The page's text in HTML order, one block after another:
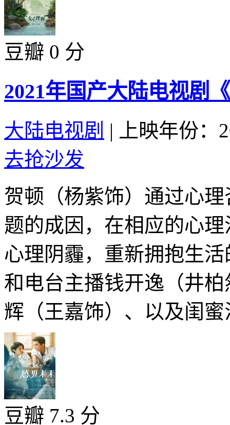
豆瓣 0 分
2021年国产大陆电视剧
大陆电视剧 |
上映年份：
去抢沙发
贺顿（杨紫饰）通过心
题的成因，在相应的心
心理阴霾，重新拥抱生
和电台主播钱开逸（井
辉（王嘉饰）、以及闺
豆瓣 7.3 分